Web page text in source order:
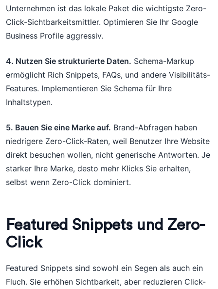
Unternehmen ist das lokale Paket die wichtigste Zero-
Click-Sichtbarkeitsmittler. Optimieren Sie Ihr Google
Business Profile aggressiv.
4. Nutzen Sie strukturierte Daten. Schema-Markup
ermöglicht Rich Snippets, FAQs, und andere Visibilitäts-
Features. Implementieren Sie Schema für Ihre
Inhaltstypen.
5. Bauen Sie eine Marke auf. Brand-Abfragen haben
niedrigere Zero-Click-Raten, weil Benutzer Ihre Website
direkt besuchen wollen, nicht generische Antworten. Je
starker Ihre Marke, desto mehr Klicks Sie erhalten,
selbst wenn Zero-Click dominiert.
Featured Snippets und Zero-
Click
Featured Snippets sind sowohl ein Segen als auch ein
Fluch. Sie erhöhen Sichtbarkeit, aber reduzieren Click-